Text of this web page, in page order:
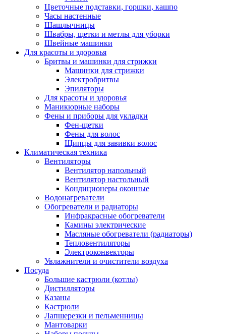
Цветочные подставки, горшки, кашпо
Часы настенные
Шашлычницы
Швабры, щетки и метлы для уборки
Швейные машинки
Для красоты и здоровья
Бритвы и машинки для стрижки
Машинки для стрижки
Электробритвы
Эпиляторы
Для красоты и здоровья
Маникюрные наборы
Фены и приборы для укладки
Фен-щетки
Фены для волос
Щипцы для завивки волос
Климатическая техника
Вентиляторы
Вентилятор напольный
Вентилятор настольный
Кондиционеры оконные
Водонагреватели
Обогреватели и радиаторы
Инфракрасные обогреватели
Камины электрические
Масляные обогреватели (радиаторы)
Тепловентиляторы
Электроконвекторы
Увлажнители и очистители воздуха
Посуда
Большие кастрюли (котлы)
Дистилляторы
Казаны
Кастрюли
Лапшерезки и пельменницы
Мантоварки